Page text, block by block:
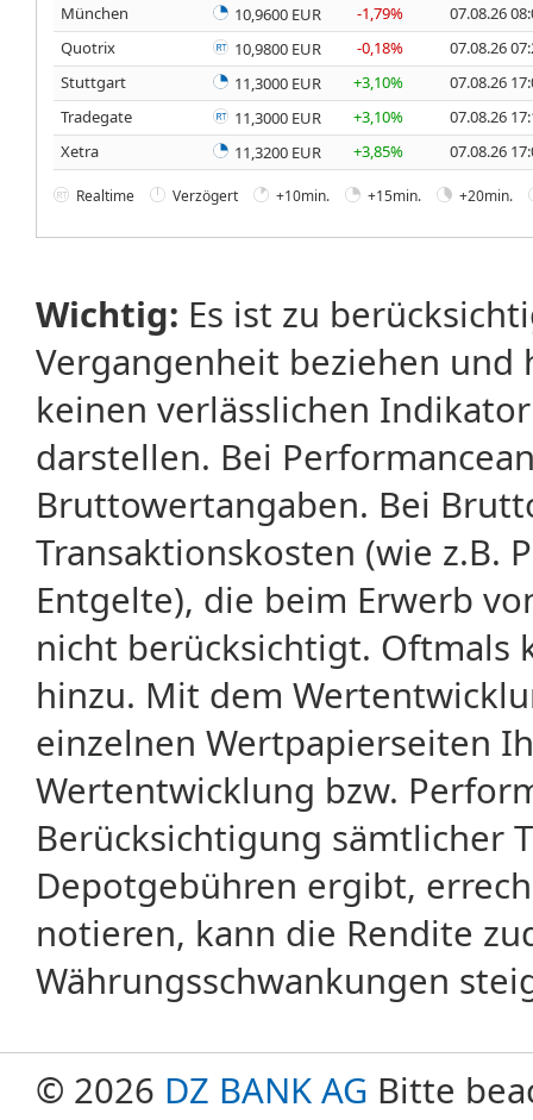
München
10,9600 EUR -1,79%
07.08.26
Quotrix
10,9800 EUR -0,18%
07.08.26
Stuttgart
11,3000 EUR +3,10%
07.08.26
Tradegate
11,3000 EUR +3,10%
07.08.26
Xetra
11,3200 EUR +3,85% 07.08.26
Realtime Verzögert +10min. +15min. +20min.
Wichtig: Es ist zu
Vergangenheit beziehen
keinen verlässlichen
darstellen. Bei
Bruttowertangaben. Bei
Transaktionskosten (wie z.B.
Entgelte), die beim Erwerb
nicht berücksichtigt. Oftmals
hinzu. Mit dem
einzelnen Wertpapierseiten
Wertentwicklung bzw.
Berücksichtigung sämtlicher
Depotgebühren ergibt,
notieren, kann die Rendite
Währungsschwankungen
© 2026 DZ BANK AG Bitte